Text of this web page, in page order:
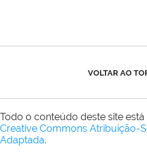
VOLTAR AO
Todo o conteúdo deste site
Creative Commons Atribuição-
Adaptada.